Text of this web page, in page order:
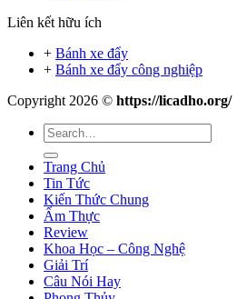
Liên kết hữu ích
+ Bánh xe đẩy
+ Bánh xe đẩy công nghiệp
Copyright 2026 © https://licadho.org/
Trang Chủ
Tin Tức
Kiến Thức Chung
Ẩm Thực
Review
Khoa Học – Công Nghệ
Giải Trí
Câu Nói Hay